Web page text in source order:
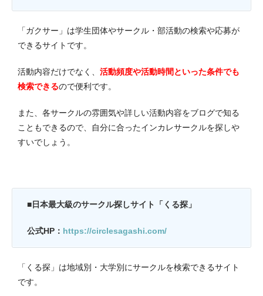
「ガクサー」は学生団体やサークル・部活動の検索や応募が
できるサイトです。
活動内容だけでなく、 活動頻度や活動時間といった条件でも
検索できるので便利です。
また、各サークルの雰囲気や詳しい活動内容をブログで知る
こともできるので、自分に合ったインカレサークルを探しや
すいでしょう。
■日本最大級のサークル探しサイト「くる探」
公式HP： https://circlesagashi.com/
「くる探」は地域別・大学別にサークルを検索できるサイト
です。